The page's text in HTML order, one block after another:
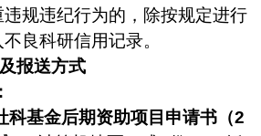
规违纪行为的，除按规定进行
良科研信用记录。
报送方式
科基金后期资助项目申请书（2